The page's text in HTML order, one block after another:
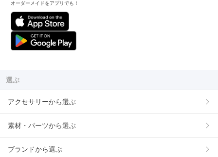
オーダーメイドをアプリでも！
選ぶ
アクセサリーから選ぶ
素材・パーツから選ぶ
ブランドから選ぶ